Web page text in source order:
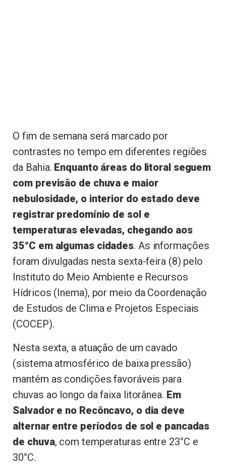
O fim de semana será marcado por
contrastes no tempo em diferentes regiões
da Bahia. Enquanto áreas do litoral seguem
com previsão de chuva e maior
nebulosidade, o interior do estado deve
registrar predomínio de sol e
temperaturas elevadas, chegando aos
35°C em algumas cidades. As informações
foram divulgadas nesta sexta-feira (8) pelo
Instituto do Meio Ambiente e Recursos
Hídricos (Inema), por meio da Coordenação
de Estudos de Clima e Projetos Especiais
(COCEP).
Nesta sexta, a atuação de um cavado
(sistema atmosférico de baixa pressão)
mantém as condições favoráveis para
chuvas ao longo da faixa litorânea. Em
Salvador e no Recôncavo, o dia deve
alternar entre períodos de sol e pancadas
de chuva, com temperaturas entre 23°C e
30°C.